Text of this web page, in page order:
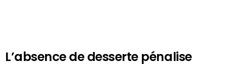
L’absence de desserte pénalise